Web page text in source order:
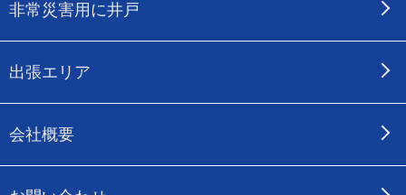
非常災害用に井戸
出張エリア
会社概要